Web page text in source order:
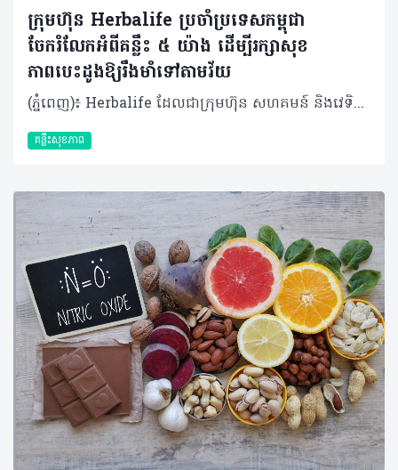
ក្រុមហ៊ុន Herbalife ប្រចាំប្រទេសកម្ពុជា
ចែករំលែកអំពីគន្លឹះ ៥ យ៉ាង ដើម្បីរក្សាសុខ
ភាពបេះដូងឱ្យរឹងមាំទៅតាមវ័យ
(ភ្នំពេញ)៖ Herbalife ដែលជាក្រុមហ៊ុន សហគមន៍ និងវេទិកាភ្ជាប់ទំនាក់ទំនង លំដាប់ថ្នាក់ពិភពលោក ផ្នែកសុខភាព និងសុខុមាលភាពបានចែករំលែកអំពី គន្លឹះ ៥ យ៉ាង ដើម្បីរក្សាសុខភាពបេះដូងឱ្យរឹងមាំទៅតាមវ័យ។ បេះដូងគឺជាសរីរាង្គមួយដែលមានទំហំតូច ប៉ុន្តែមានតួនាទីធំ ដោយវាទទួលខុសត្រូវក្នុងការថែរក្សាអ្នកឱ្យមានជីវិតរស់នៅ និងមានសុខភាពល្អជារៀងរាល់ថ្ងៃ រាល់នាទី និងរាល់វិនាទី។ បេះដូងច្របាច់ និងបញ្ជូនឈាម និងអុកស៊ីសែនទៅកាន់សួត និងរាងកាយរបស់អ្នក ព្រមទាំងកម្ចាត់ឧស្ម័នកាបូនិចចេញពីចរន្តឈាម ដែលមុខងារទាំងនេះគឺជាស្នូលនៃសុខភាពទូទៅរបស់អ្នក។ បេះដូងគឺជាសរីរាង្គដែលងាយរងគ្រោះ ដូចជាជំងឺបេះដូង និងជំងឺដាច់សរសៃឈាមខួរក្បាល ដែលស្ថានភាពទាំងនេះត្រូវបានគេដឹងថាជាឃាតករដ៏ធំបំផុតមួយក្នុងពិភពលោក ដោយបានឆក់យកជីវិតមនុស្សអស់ ១៨.៦ លាននាក់នៅទូទាំងសកលលោកក្នុងមួយឆ្នាំៗ។ អាយុកាន់តែច្រើន ហានិភ័យនៃជំងឺបេះដូងកាន់តែខ្ពស់។ នៅក្នុងប្រទេសអភិវឌ្ឍន៍ • អត្រាអ្នកឈឺបេះដូងកើនឡើងខ្លាំង (លើសពី ១០ ភាគរយ) ចំពោះមនុស្សអាយុចាប់ពី ៧០ ឆ្នាំឡើងទៅ។ ៨០ ភាគរយនៃអ្នកស្លាប់ដោយសារជំងឺបេះដូង គឺជាមនុស្សចាស់ដែលមានអាយុចាប់ពី ៦៥ ឆ្នាំឡើងទៅ។ គន្លឹះស្តីពីសុខភាពបេះដូង និងការឈានចូលវ័យចាស់ដោយមានសុខភាពល្អ នេះគឺជាគន្លឹះល្អៗចំនួន ប្រាំយ៉ាង ដើម្បីឱ្យអ្នកចាប់ផ្តើមដំណើរនេះ សម្រាប់ជីវិតដែលមានសុខភាពល្អប្រសើរជាងមុនទាំងនៅពេលបច្ចុប្បន្ន និងទៅអនាគត។ គន្លឹះទី១៖ ស្វែងយល់ពីហានិភ័យសុខភាពរបស់អ្នក គន្លឹះដំបូងនៃការថែរក្សាសុខភាពបេះដូង គឺការដឹងពីសុខភាពរបស់អ្នកតាមរយៈការទៅជួបគ្រូពេទ្យដើម្បីពិនិត្យសុខភាពឱ្យបានទៀងទាត់។ការពិនិត្យសុខភាពបានជាប់លាប់ជារឿងសំខាន់ខ្លាំងណាស់ ព្រោះសម្ពាធឈាមខ្ពស់ គឺជាកត្តាហានិភ័យចម្បងបំផុតនៃជំងឺសរសៃឈាមបេះដូង ហើយវាត្រូវបានគេចាត់ទុកជា "ឃាតករលាក់មុខ" ដោយសារតែវាមិនបង្ហាញចេញនូវសញ្ញាព្រមាន ឬរោគសញ្ញាអ្វីច្បាស់ៗឡើយ។ហេតុដូច្នេះ ការពិនិត្យសម្ពាធឈាមឱ្យបានទៀងទាត់ គឺជារឿងចាំបាច់បំផុត ព្រោះប្រសិនបើទុកចោលដោយមិនបានពិនិត្យ និងព្យាបាលទាន់ពេលវេលាទេ វានឹងបង្កើនហានិភ័យនៃជំងឺបេះដូង និងជំងឺដាច់សរសៃឈាមខួរក្បាលបាន។ គន្លឹះទី២៖ កាត់បន្ថយទម្លាប់រស់នៅដែលមិនល្អចំពោះសុខភាព ការផ្តាច់បារីជាវិធីដ៏ល្អបំផុតក្នុងការការពារបេះដូង ព្រោះហានិភ័យជំងឺបេះដូងនឹងថយចុះភ្លាមៗបន្ទាប់ពីឈប់ជក់។ ជាទូទៅ ការជក់បារីបំផ្លាញសរសៃឈាមអាកទែឱ្យរួមតូចដោយសារការកកខ្លាញ់ ដែលអាចបង្កជាការឈឺទ្រូងជាសញ្ញាព្រមាន ឬអាចឈានទៅដល់ការគាំងបេះដូង និងដាច់សរសៃឈាមខួរក្បាលដោយមិនដឹងខ្លួន។ ដូច្នេះ អ្នកគួរតែបោះបង់ទម្លាប់មិនល្អក្រវាត់ចោលនូវឧបករណ៍ជក់បារី រួចជំនួសមកវិញនូវផលិតផលជំនួសជាតិនីកូទីន។ ការបោះបង់ចោលទម្លាប់មិនល្អទាំងនេះ នឹងជួយឱ្យរាងកាយទាំងមូលទទួលបានសុខភាពល្អ។ គន្លឹះទី៣៖ រក្សារបបអាហារដែលល្អចំពោះសុខភាពបេះដូង អាហារូបត្ថម្ភដែលល្មមសមរម្យនៃកាឡូរីដែលអ្នកគួរទទួលទាន គួរមានកាបូអ៊ីដ្រាត ៤០ ភាគរយ ប្រូតេអ៊ីន ៣០ ភាគរយ និងខ្លាញ់ល្អ ៣០ ភាគរយ ព្រមទាំងជាតិសរសៃ ២៥ ក្រាម និងទឹកប្រាំបីកែវក្នុងមួយថ្ងៃ។ លើសពីនេះ ការញ៉ាំបន្លែ ផ្លែឈើ និងគ្រាប់ធញ្ញជាតិ នឹងជួយផ្តល់វីតាមីន និងជាតិរ៉ែល្អៗជាច្រើន។ អាហារសម្បូរអូមេហ្គា-៣ ដូចជាត្រីមានជាតិខ្លាញ់ និងគ្រាប់ពូជផ្សេងៗ អាចជួយកាត់បន្ថយហានិភ័យជំងឺបេះដូងផងដែរ។ ត្រីក៏ជាអាហារជំនួសសាច់គោដ៏ល្អដើម្បីចៀសវាងខ្លាញ់ឆ្អែតខ្ពស់ ហើយជាតិអូមេហ្គា-៣ដែលមានក្នុងត្រីក៏ជួយបញ្ចុះកម្រិតកូឡេស្តេរ៉ុល និងទ្រីគ្លីសេរីត ដើម្បីទ្រទ្រង់ប្រព័ន្ធសរសៃឈាមបេះដូងទៀតផង។ គន្លឹះទី៤៖ ធ្វើឱ្យបេះដូងរបស់អ្នកលោតញាប់ ការធ្វើលំហាត់ប្រាណ និងសកម្មភាពរាងកាយទៀងទាត់ផ្តល់ផលប្រយោជន៍ជាច្រើនដោយវាជួយឱ្យសរសៃឈាមសម្រាក និងពង្រីកខ្លួន ធ្វើឱ្យឈាមហូរទៅចិញ្ចឹមបេះដូងបានល្អ។ សកម្មភាពនេះរំញោចការផលិតសារធាតុនីទ្រីកអុកស៊ីតដើម្បីការពារប្រព័ន្ធសរសៃឈាមបេះដូង។ អ្នកគួរតែធ្វើលំហាត់ប្រាណកម្រិតមធ្យមយ៉ាងហោចណាស់ ៣០ នាទីក្នុងមួយថ្ងៃ ហើយបើគ្មានពេលគ្រប់គ្រាន់ទេ អ្នកអាចជំនួសដោយការដើរខ្លីៗមុនពេលធ្វើការ ដូចជាការចតឡានម៉ូតូឱ្យឆ្ងាយពីការិយាល័យ ឬការឈរធ្វើការខ្លះដើម្បីចៀសវាងការអង្គុយយូរៗពេញមួយថ្ងៃ។ គន្លឹះទី៥៖ កាត់បន្ថយកម្រិតស្ត្រេសរបស់អ្នក ទោះបីជាគ្មានការផ្សារភ្ជាប់ផ្ទាល់រវាងភាពស្ត្រេសខ្ពស់ និងជំងឺបេះដូង ប៉ុន្តែស្ត្រេសអាចបង្កហានិភ័យដោយប្រយោល ដូចជាធ្វើឱ្យឡើងសម្ពាធឈាម ធ្វើឱ្យអ្នកញ៉ាំច្រើនហួសប្រមាណ ខ្ជិលមិនធ្វើលំហាត់ប្រាណ ឬធ្វើឱ្យអ្នកជក់បារី។ ស្ត្រេសរ៉ាំរ៉ៃក៏ជម្រុញអរម៉ូនអង់ដ្រេណាលីន និងខទីសូលឱ្យកើនឡើង ដែលនាំឱ្យប្រឈមនឹងការគាំងបេះដូងផងដែរ។ ហេតុនេះ អ្នកគួរតែចំណាយពេលសម្រាក និងធ្វើអ្វីដែលសប្បាយចិត្ត ព្រោះមនុស្សដែលអាចគ្រប់គ្រងស្ត្រេសឱ្យនៅកម្រិតទាបបាន តែងមានទំនោរចង់ហាត់ប្រាណ និងមានចំណង់ញ៉ាំអាហារដែលមានសុខភាពល្អ។ ការអនុវត្តរបៀបរស់នៅសកម្ម និងមានសុខភាពល្អចាប់ពីពេលនេះតទៅ គឺជារឿងចាំបាច់បំផុតដើម្បីការពារជំងឺបេះដូង និងរក្សាបេះដូងឱ្យរឹងមាំទៅថ្ងៃអនាគត។ អំពីក្រុមហ៊ុន Herbalife ក្រុមហ៊ុន Herbalife (NYSE: HLF) គឺជាក្រុមហ៊ុនសុខភាព និងសុខុមាលភាពឈានមុខគេ និងជាសហគមន៍ដែលកំពុងផ្លាស់ប្តូរជីវិតរបស់មនុស្សជាមួយនឹងផលិតផលអាហារូបត្ថម្ភដ៏អស្ចារ្យ និងជាឱកាសអាជីវកម្មសម្រាប់សមាជិកឯករាជ្យ​របស់ខ្លួនចាប់តាំងពីឆ្នាំ 1980។ ក្រុមហ៊ុនផ្តល់ជូននូវផលិតផលដែលគាំទ្រដោយវិទ្យាសាស្រ្តដល់អ្នកប្រើប្រាស់នៅក្នុងទីផ្សារជាង 90។ តាមរយៈសមាជិកឯករាជ្យដែលផ្តល់ជូននូវការបណ្តុះបណ្តាលមួយទល់មួយ និងផ្តល់ការគាំទ្រសហគមន៍ដោយបំផុសគំនិតឱ្យអតិថិជនប្រកាន់ខ្ជាប់នូវរបៀបរស់នៅដែលមានភាពសកម្ម។
គន្លឹះសុខភាព